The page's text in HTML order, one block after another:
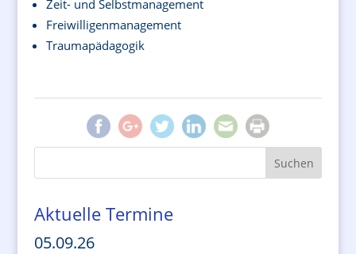
Zeit- und Selbstmanagement
Freiwilligenmanagement
Traumapädagogik
Aktuelle Termine
05.09.26